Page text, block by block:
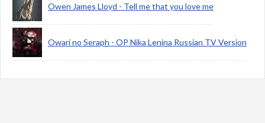
Owen James Lloyd - Tell me that you love me
Owari no Seraph - OP Nika Lenina Russian TV Version